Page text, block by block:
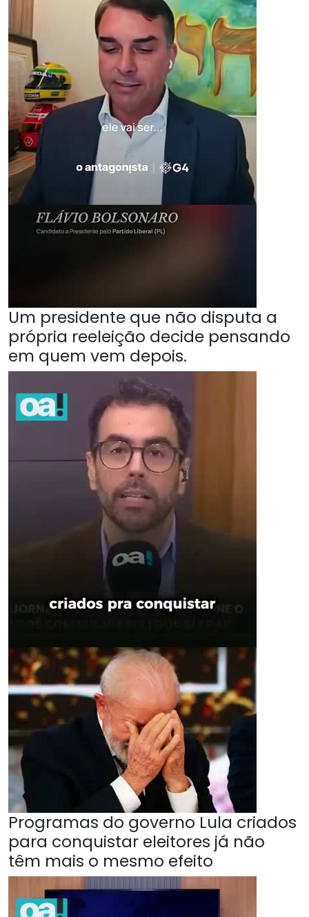
Um presidente que não disputa a
própria reeleição decide pensando
em quem vem depois.
Programas do governo Lula criados
para conquistar eleitores já não
têm mais o mesmo efeito